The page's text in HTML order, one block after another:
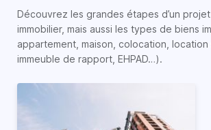
Découvrez les grandes étapes d’un projet
immobilier, mais aussi les types de biens
appartement, maison, colocation, location
immeuble de rapport, EHPAD…).